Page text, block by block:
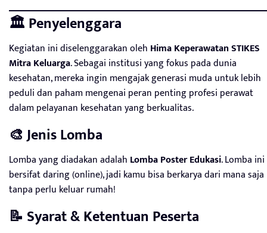
🏛️ Penyelenggara
Kegiatan ini diselenggarakan oleh Hima Keperawatan STIKES
Mitra Keluarga. Sebagai institusi yang fokus pada dunia
kesehatan, mereka ingin mengajak generasi muda untuk lebih
peduli dan paham mengenai peran penting profesi perawat
dalam pelayanan kesehatan yang berkualitas.
🎨 Jenis Lomba
Lomba yang diadakan adalah Lomba Poster Edukasi. Lomba ini
bersifat daring (online), jadi kamu bisa berkarya dari mana saja
tanpa perlu keluar rumah!
📝 Syarat & Ketentuan Peserta